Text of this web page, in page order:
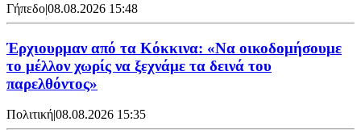
Γήπεδο|08.08.2026 15:48
Έρχιουρμαν από τα Κόκκινα: «Να οικοδομήσουμε
το μέλλον χωρίς να ξεχνάμε τα δεινά του
παρελθόντος»
Πολιτική|08.08.2026 15:35